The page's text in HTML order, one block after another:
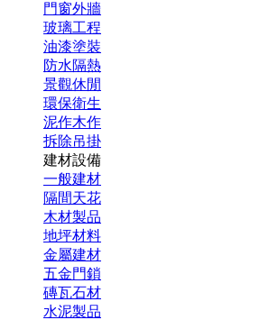
門窗外牆
玻璃工程
油漆塗裝
防水隔熱
景觀休閒
環保衛生
泥作木作
拆除吊掛
建材設備
一般建材
隔間天花
木材製品
地坪材料
金屬建材
五金門鎖
磚瓦石材
水泥製品